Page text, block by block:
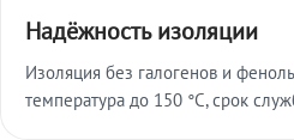
Надёжность изоляции
Изоляция без галогенов и
температура до 150 °C, срок